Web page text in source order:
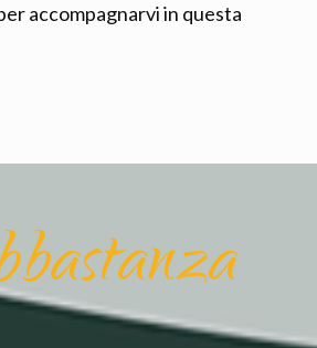
accompagnarvi in questa